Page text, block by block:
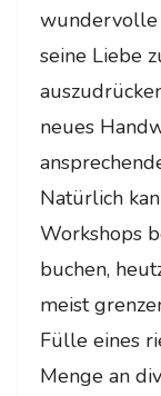
wundervolle
seine Liebe
neues
Natürlich
Workshops
buchen,
meist
Fülle eines
Menge an